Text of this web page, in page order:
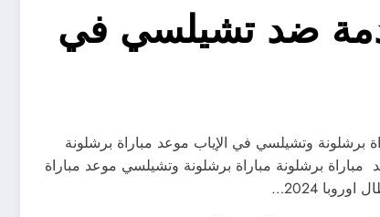
ضد تشيلسي في
برشلونة وتشيلسي في الإياب موعد مباراة برشلونة
مباراة برشلونة مباراة برشلونة وتشيلسي موعد مباراة